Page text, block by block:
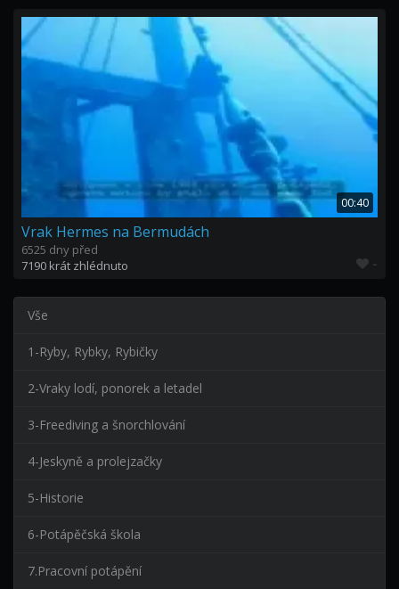
00:40
Vrak Hermes na Bermudách
6525 dny před
7190 krát zhlédnuto
-
Vše
1-Ryby, Rybky, Rybičky
2-Vraky lodí, ponorek a letadel
3-Freediving a šnorchlování
4-Jeskyně a prolejzačky
5-Historie
6-Potápěčská škola
7.Pracovní potápění